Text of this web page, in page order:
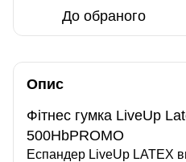
До обраного
Опис
Фітнес гумка LiveUp
500HbPROMO
Еспандер LiveUp LATEX